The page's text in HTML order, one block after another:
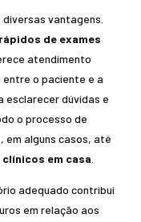
vantagens.
de exames
atendimento
o paciente e a
esclarecer dúvidas e
o processo de
alguns casos, até
clínicos em casa
adequado contribui
em relação aos